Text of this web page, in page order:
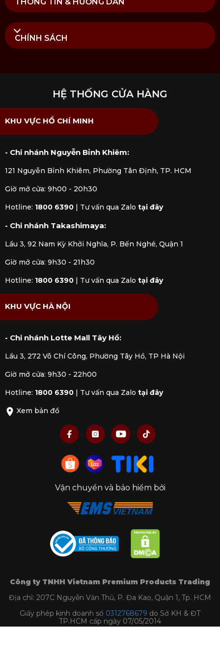
Thổ Nhĩ Kỳ, có chứng từ kiểm định rõ ràng. Khi mua
sắm, khách hàng được tư vấn chuyên nghiệp, hỗ trợ
hậu mãi tận tâm, giúp dễ dàng hoàn thiện không
gian bàn tiệc và quầy bar theo phong cách hiện đại,
đẳng cấp.
THÔNG TIN & HƯỚNG DẪN
CHÍNH SÁCH
HỆ THỐNG CỬA HÀNG
KHU VỰC HỒ CHÍ MINH
- Chi nhánh Nguyễn Bỉnh Khiêm:
121 Nguyễn Bỉnh Khiêm, Phường Tân Định, TP. HCM
Giờ mở cửa: 9h00 - 20h30
Hotline: 1800 6390 Tư vấn qua Zalo tại đây
- Chi nhánh Takashimaya:
Lầu 3, 92 Nam Kỳ Khởi Nghĩa, P. Bến Nghé, Quận 1
Giờ mở cửa: 9h30 - 21h30
Hotline: 1800 6390 Tư vấn qua Zalo tại đây
KHU VỰC HÀ NỘI
- Chi nhánh Lotte Mall Tây Hồ:
Lầu 3, 272 Võ Chí Công, Phường Tây Hồ, TP Hà Nội
Giờ mở cửa: 9h30 - 22h00
Hotline: 1800 6390 Tư vấn qua Zalo tại đây
Xem bản đồ
Vận chuyển và bảo hiểm bởi
Công ty TNHH Vietnam Premium Products Trading
Địa chỉ: 207C Nguyễn Văn Thủ, P. Đa Kao, Quận 1, Tp. HCM
Giấy phép kinh doanh số 0312768679 do Sở KH & ĐT
TP.HCM cấp ngày 07/05/2014